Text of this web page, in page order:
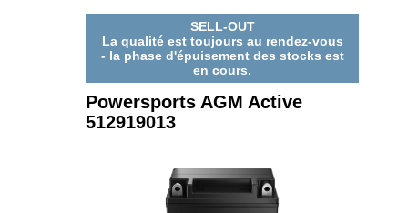
SELL-OUT
La qualité est toujours au rendez-vous
- la phase d'épuisement des stocks est
en cours.
Powersports AGM Active
512919013